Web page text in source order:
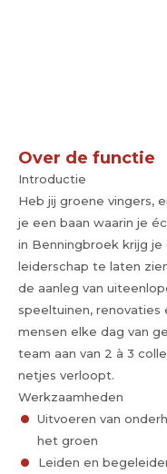
Over de functie
Introductie
Heb jij groene vingers,
je een baan waarin je
in Benningbroek krijg je
leiderschap te laten
de aanleg van
speeltuinen,
mensen elke dag van
team aan van 2 à 3
netjes verloopt.
Werkzaamheden
Uitvoeren van
het groen
Leiden en